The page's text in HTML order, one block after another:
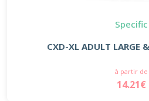
Specific
CXD-XL ADULT LARGE
à partir de
14.21€